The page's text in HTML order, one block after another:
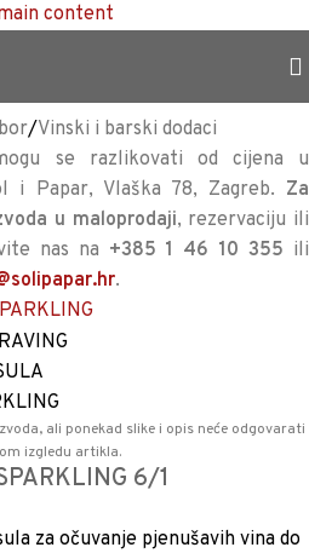
content
/Vinski i barski dodaci
se razlikovati od cijena u
i Papar, Vlaška 78, Zagreb. Za
u maloprodaji, rezervaciju ili
nas na +385 1 46 10 355 ili
.
ali ponekad slike i opis neće odgovarati
izgledu artikla.
6/1
za očuvanje pjenušavih vina do